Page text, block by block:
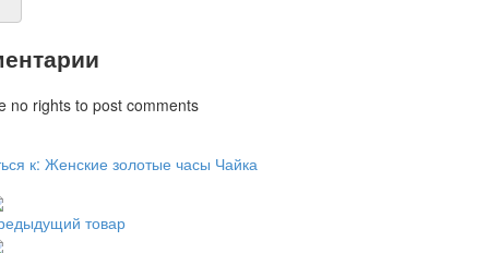
no rights to post comments
к: Женские золотые часы Чайка
товар